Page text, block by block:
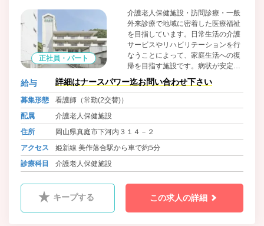
正社員・パート
介護老人保健施設・訪問診療・一般
外来診療で地域に密着した医療福祉
を目指しています。日常生活の介護
サービスやリハビリテーションを行
なうことによって、家庭生活への復
帰を目指す施設です。病状が安定期
にあり、入院治療の必要がない要介
護状態の高齢者の方が入居の対象で
練等の必要なご利用者様をサポート
導員・機能訓練指導員・介護職員な
どのスタッフがサービスをご提供い
たします。
給与 詳細はナースパワー迄お問い合わせ下さい
募集形態
看護師（常勤(2交替)）
配属
介護老人保健施設
住所
岡山県真庭市下河内３１４－２
アクセス
姫新線 美作落合駅から車で約5分
診療科目
介護老人保健施設
キープする この求人の詳細